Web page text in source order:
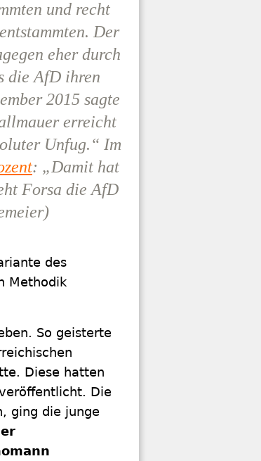
und recht
Der
eher durch
die AfD ihren
2015 sagte
erreicht
Unfug.“ Im
: „Damit hat
Forsa die AfD
des
Methodik
So geisterte
Diese hatten
Die
ging die junge